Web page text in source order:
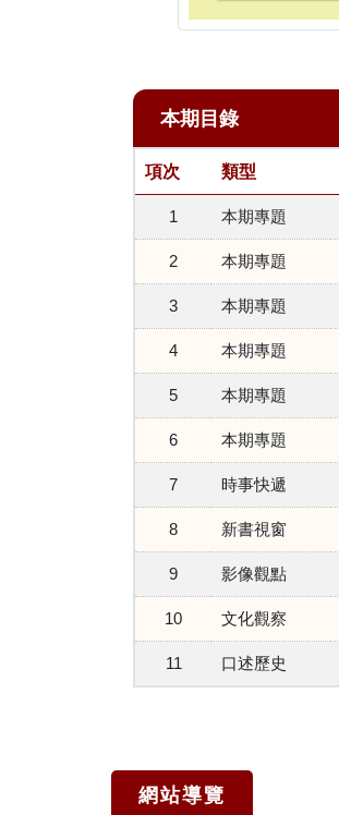
本期目錄
項次 類型
1 本期專題
2 本期專題
3 本期專題
4 本期專題
5 本期專題
6 本期專題
7 時事快遞
8 新書視窗
9 影像觀點
10 文化觀察
11 口述歷史
網站導覽